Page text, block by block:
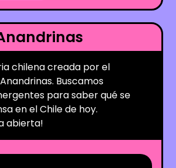
chilena creada por el
Buscamos
para saber qué se
en el Chile de hoy.
abierta!